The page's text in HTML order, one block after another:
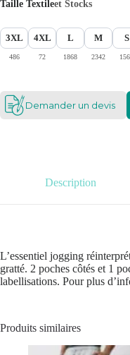
Taille Textileet Stocks
3XL
486
4XL
72
L
1868
M
2342
S
Demander un devis
Description
L’essentiel jogging
gratté. 2 poches côtés et 1
labellisations. Pour plus
Produits similaires